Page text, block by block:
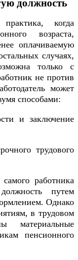
должность
когда
возраста,
оплачиваемую
случаях,
только с
не против
может
способами:
и заключение
трудового
работника
путем
Однако
в трудовом
материальные
пенсионного